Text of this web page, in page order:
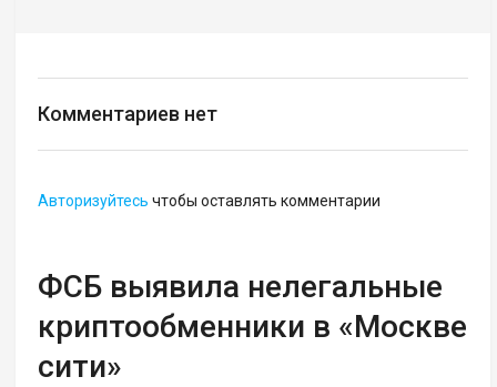
Комментариев нет
Авторизуйтесь чтобы оставлять комментарии
ФСБ выявила нелегальные
криптообменники в «Москве
сити»